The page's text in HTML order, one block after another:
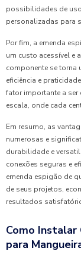
possibilidades de
personalizadas para
Por fim, a emenda
um custo acessível e
componente se torna
eficiência e
fator importante a ser
escala, onde cada
Em resumo, as
numerosas e
durabilidade e
conexões seguras e
emenda espigão de
de seus projetos,
resultados
Como Instalar
para